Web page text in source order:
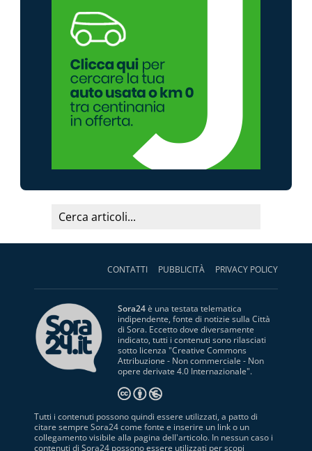
CONTATTI PUBBLICITÀ PRIVACY POLICY
Sora24è una testata telematica
indipendente, fonte di notizie sulla Città
di Sora. Eccetto dove diversamente
indicato, tutti i contenuti sono rilasciati
sotto licenza "Creative Commons
Attribuzione - Non commerciale - Non
opere derivate 4.0 Internazionale".
Tutti i contenuti possono quindi essere utilizzati, a patto di
citare sempre Sora24 come fonte e inserire un link o un
collegamento visibile alla pagina dell'articolo. In nessun caso i
contenuti di Sora24 possono essere utilizzati per scopi